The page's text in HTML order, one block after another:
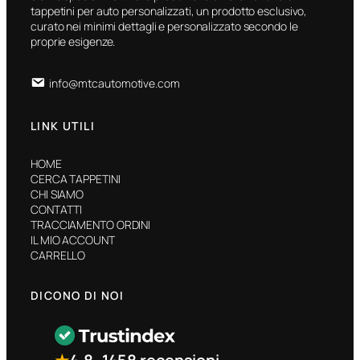
tappetini per auto personalizzati, un prodotto esclusivo,
curato nei minimi dettagli e personalizzato secondo le
proprie esigenze.
info@mtcautomotive.com
LINK UTILI
HOME
CERCA TAPPETINI
CHI SIAMO
CONTATTI
TRACCIAMENTO ORDINI
IL MIO ACCOUNT
CARRELLO
DICONO DI NOI